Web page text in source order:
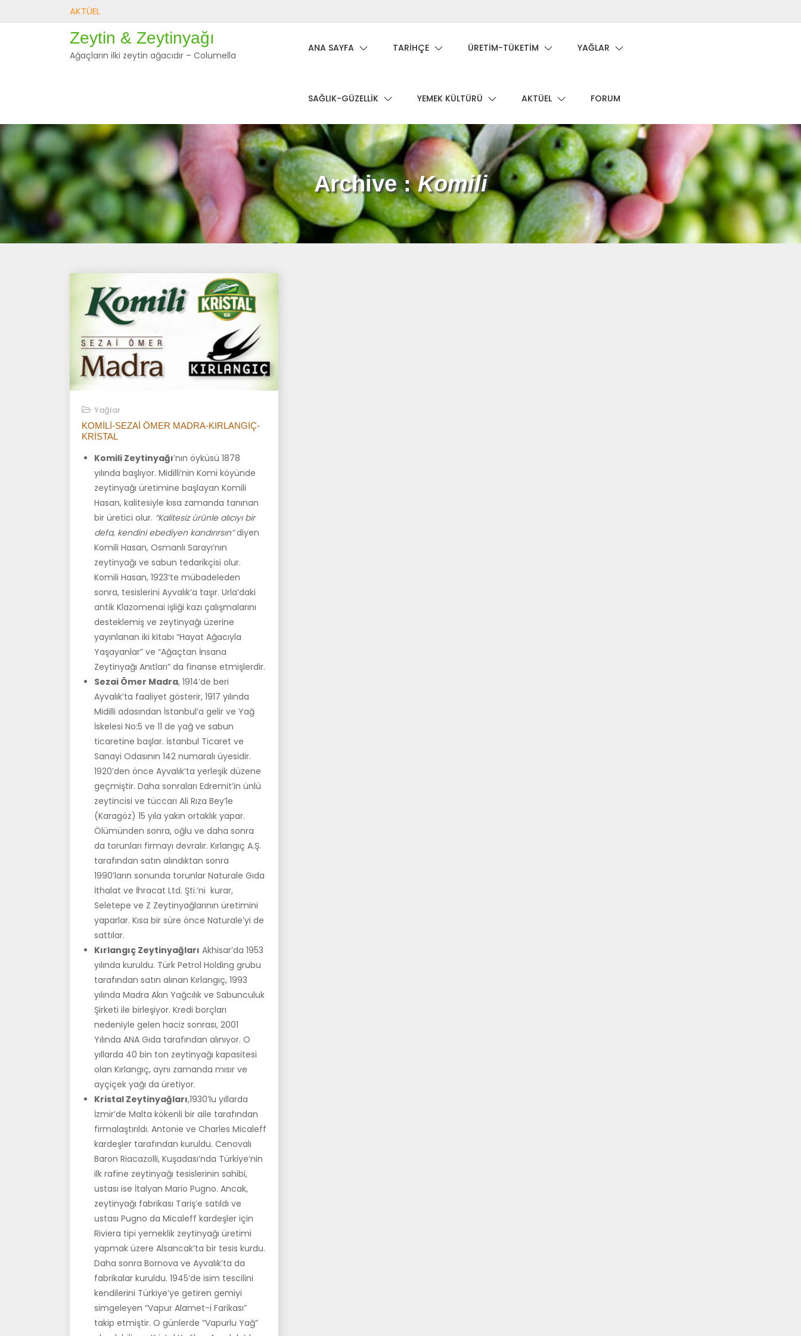
to
AKTÜEL
Zeytin & Zeytinyağı
Ağaçların ilki zeytin ağacıdır – Columella
ANA SAYFA TARIHÇE ÜRETIM-TÜKETIM YAĞLAR
SAĞLIK-GÜZELLIK YEMEK KÜLTÜRÜ AKTÜEL FORUM
Archive :Komili
Yağlar
KOMILI-SEZAI ÖMER MADRA-KIRLANGIÇ-
KRISTAL
Komili Zeytinyağı’nın öyküsü 1878
yılında başlıyor. Midilli’nin Komi köyünde
zeytinyağı üretimine başlayan Komili
Hasan, kalitesiyle kısa zamanda tanınan
bir üretici olur. “Kalitesiz ürünle alıcıyı bir
defa, kendini ebediyen kandırırsın”diyen
Komili Hasan, Osmanlı Sarayı’nın
zeytinyağı ve sabun tedarikçisi olur.
Komili Hasan, 1923’te mübadeleden
sonra, tesislerini Ayvalık’a taşır. Urla’daki
antik Klazomenai işliği kazı çalışmalarını
desteklemiş ve zeytinyağı üzerine
yayınlanan iki kitabı “Hayat Ağacıyla
Yaşayanlar” ve “Ağaçtan İnsana
Zeytinyağı Anıtları” da finanse etmişlerdir.
Sezai Ömer Madra, 1914’de beri
Ayvalık’ta faaliyet gösterir, 1917 yılında
Midilli adasından İstanbul’a gelir ve Yağ
İskelesi No:5 ve 11 de yağ ve sabun
ticaretine başlar. İstanbul Ticaret ve
Sanayi Odasının 142 numaralı üyesidir.
1920’den önce Ayvalık’ta yerleşik düzene
geçmiştir. Daha sonraları Edremit’in ünlü
zeytincisi ve tüccarı Ali Rıza Bey’le
(Karagöz) 15 yıla yakın ortaklık yapar.
Ölümünden sonra, oğlu ve daha sonra
da torunları firmayı devralır. Kırlangıç A.Ş.
tarafından satın alındıktan sonra
1990’ların sonunda torunlar Naturale Gıda
İthalat ve İhracat Ltd. Şti.’ni kurar,
Seletepe ve Z Zeytinyağlarının üretimini
yaparlar. Kısa bir süre önce Naturale’yi de
sattılar.
Kırlangıç Zeytinyağları Akhisar’da 1953
yılında kuruldu. Türk Petrol Holding grubu
tarafından satın alınan Kırlangıç, 1993
yılında Madra Akın Yağcılık ve Sabunculuk
Şirketi ile birleşiyor. Kredi borçları
nedeniyle gelen haciz sonrası, 2001
Yılında ANA Gıda tarafından alınıyor. O
yıllarda 40 bin ton zeytinyağı kapasitesi
olan Kırlangıç, aynı zamanda mısır ve
ayçiçek yağı da üretiyor.
Kristal Zeytinyağları,1930’lu yıllarda
İzmir’de Malta kökenli bir aile tarafından
firmalaştırıldı. Antonie ve Charles Micaleff
kardeşler tarafından kuruldu. Cenovalı
Baron Riacazolli, Kuşadası’nda Türkiye’nin
ilk rafine zeytinyağı tesislerinin sahibi,
ustası ise İtalyan Mario Pugno. Ancak,
zeytinyağı fabrikası Tariş’e satıldı ve
ustası Pugno da Micaleff kardeşler için
Riviera tipi yemeklik zeytinyağı üretimi
yapmak üzere Alsancak’ta bir tesis kurdu.
Daha sonra Bornova ve Ayvalık’ta da
fabrikalar kuruldu. 1945’de isim tescilini
kendilerini Türkiye’ye getiren gemiyi
simgeleyen “Vapur Alamet-i Farikası”
takip etmiştir. O günlerde “Vapurlu Yağ”